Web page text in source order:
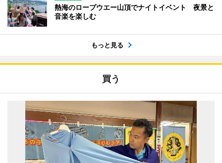
熱海のロープウエー山頂でナイトイベント 夜景と
音楽を楽しむ
もっと見る
買う